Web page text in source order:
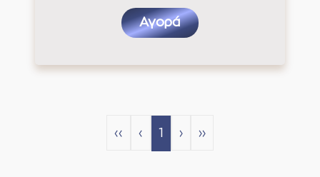
Αγορά
‹‹ ‹ 1 › ››